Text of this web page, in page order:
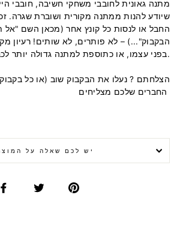
מתנה גאונית לחובבי משחקי חשיבה, חובבי
שיודע להנות ממתנה מקורית ושוברת שגרה.
החבל או לנסות כל קונץ אחר (מכאן השם "אל
הבקבוק"...) – לא פותרים, לא שותים! רעיון
בפני עצמו, או כתוספת למתנה גדולה יותר לכבוד כל אירוע.
הצלחתם ? נעלו את הבקבוק שוב (או כל
יש לכם שאלה על